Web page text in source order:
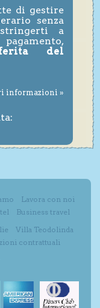
di gestire
senza
a
del
informazioni »
Lavora con noi
Business travel
Villa Teodolinda
contrattuali